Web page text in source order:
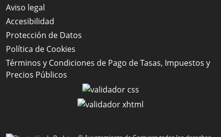
Aviso legal
Accesibilidad
Protección de Datos
Política de Cookies
Términos y Condiciones de Pago de Tasas, Impuestos y
Precios Públicos